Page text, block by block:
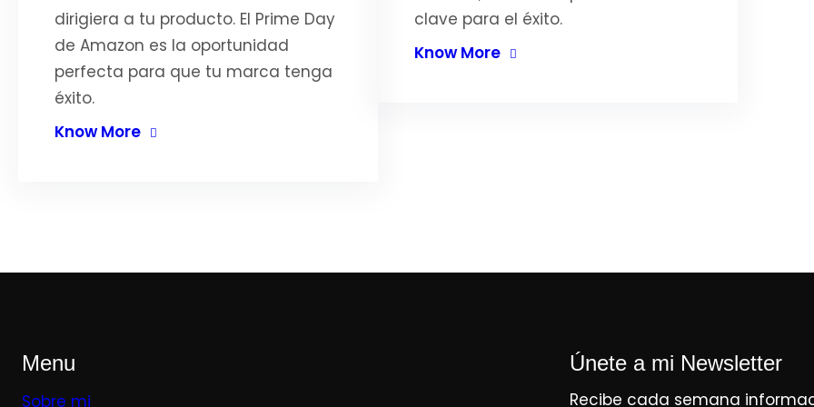
dirigiera a tu producto. El Prime Day
de Amazon es la oportunidad
perfecta para que tu marca tenga
éxito.
Know More
clave para el éxito.
Know More
Menu
Sobre mi
Únete a mi Newsletter
Recibe cada semana